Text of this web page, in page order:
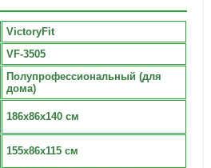
VictoryFit
VF-3505
Полупрофессиональный (для
дома)
186х86х140 см
155х86х115 см